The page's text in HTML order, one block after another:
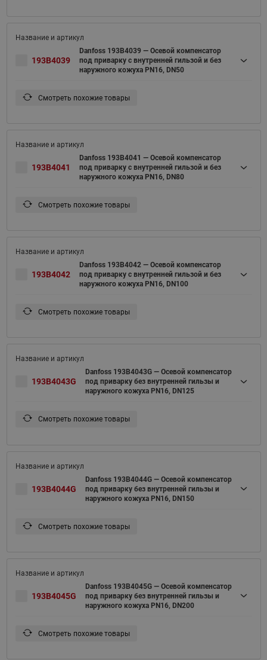
193B4039
Danfoss 193B4039 — Осевой компенсатор
под приварку c внутренней гильзой и без
наружного кожуха PN16, DN50
Смотреть похожие товары
193B4041
Danfoss 193B4041 — Осевой компенсатор
под приварку c внутренней гильзой и без
наружного кожуха PN16, DN80
Смотреть похожие товары
193B4042
Danfoss 193B4042 — Осевой компенсатор
под приварку c внутренней гильзой и без
наружного кожуха PN16, DN100
Смотреть похожие товары
193B4043G
Danfoss 193B4043G — Осевой компенсатор
под приварку без внутренней гильзы и
наружного кожуха PN16, DN125
Смотреть похожие товары
193B4044G
Danfoss 193B4044G — Осевой компенсатор
под приварку без внутренней гильзы и
наружного кожуха PN16, DN150
Смотреть похожие товары
193B4045G
Danfoss 193B4045G — Осевой компенсатор
под приварку без внутренней гильзы и
наружного кожуха PN16, DN200
Смотреть похожие товары